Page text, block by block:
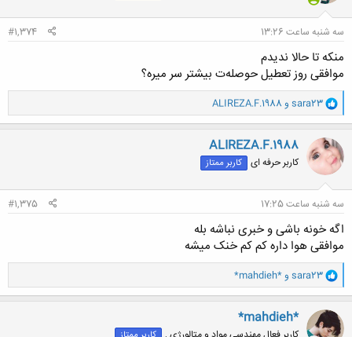
سه شنبه ساعت 13:26 #1,374
منکه تا حالا ندیدم
موافقی روز تعطیل حوصله‌ت بیشتر سر میره؟
و
ا
ک
ن
ش
ه
ا
sara23 و ALIREZA.F.1988
ALIREZA.F.1988
کاربر حرفه ای کاربر ممتاز
سه شنبه ساعت 17:25 #1,375
اگه خونه باشی و خبری نباشه بله
موافقی هوا داره کم کم خنک میشه
و
ا
ک
ن
ش
sara23 و *mahdieh*
*mahdieh*